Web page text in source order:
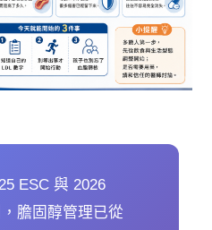
ESC 與 2026
膽固醇管理已從